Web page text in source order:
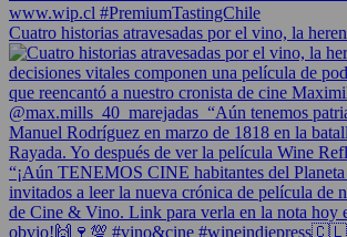
Cuatro historias atravesadas por el vino, la heren